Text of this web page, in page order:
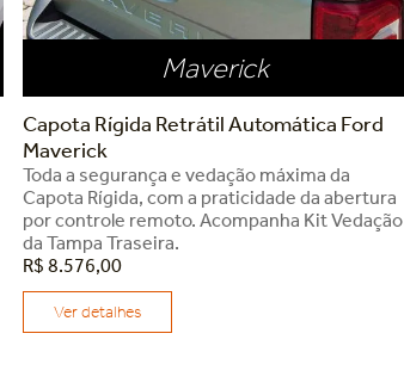
Maverick
Capota Rígida Retrátil Automática Ford
Maverick
Toda a segurança e vedação máxima da
Capota Rígida, com a praticidade da abertura
por controle remoto. Acompanha Kit Vedação
da Tampa Traseira.
R$ 8.576,00
Ver detalhes